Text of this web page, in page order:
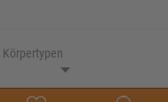
Körpertypen